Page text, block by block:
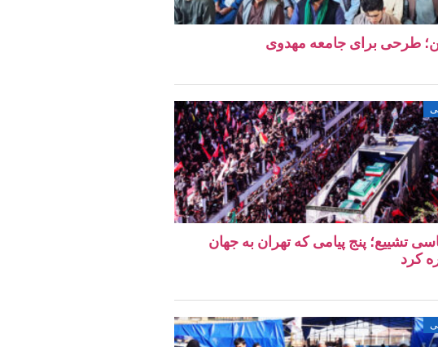
طرحی برای جامعه مهدوی
تشییع؛ پنج پیامی که تهران به جهان
کرد